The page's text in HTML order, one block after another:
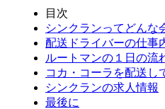
目次
シンクランってどんな
配送ドライバーの仕事
ルートマンの１日の流
コカ・コーラを配送し
シンクランの求人情報
最後に